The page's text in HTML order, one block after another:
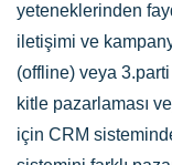
yeteneklerinden
iletişimi ve
(offline) veya
kitle pazarlaması
için CRM